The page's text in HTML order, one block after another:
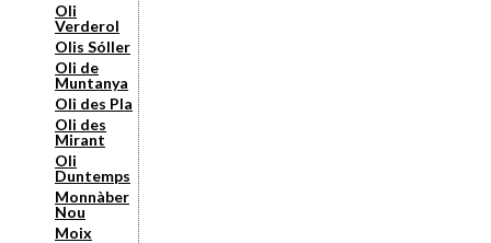
Oli
Verderol
Olis Sóller
Oli de
Muntanya
Oli des Pla
Oli des
Mirant
Oli
Duntemps
Monnàber
Nou
Moix